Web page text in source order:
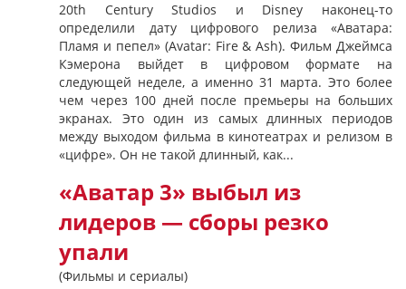
20th Century Studios и Disney наконец-то
определили дату цифрового релиза «Аватара:
Пламя и пепел» (Avatar: Fire & Ash). Фильм Джеймса
Кэмерона выйдет в цифровом формате на
следующей неделе, а именно 31 марта. Это более
чем через 100 дней после премьеры на больших
экранах. Это один из самых длинных периодов
между выходом фильма в кинотеатрах и релизом в
«цифре». Он не такой длинный, как...
«Аватар 3» выбыл из
лидеров — сборы резко
упали
(Фильмы и сериалы)